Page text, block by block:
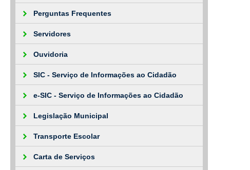
Perguntas Frequentes
Servidores
Ouvidoria
SIC - Serviço de Informações ao Cidadão
e-SIC - Serviço de Informações ao Cidadão
Legislação Municipal
Transporte Escolar
Carta de Serviços